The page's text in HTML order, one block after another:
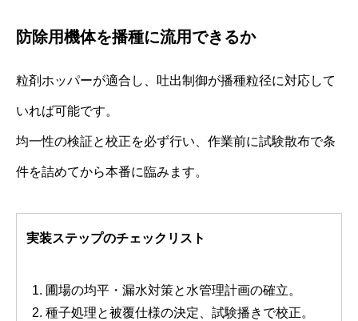
防除用機体を播種に流用できるか
粒剤ホッパーが適合し、吐出制御が播種粒径に対応して
いれば可能です。
均一性の検証と校正を必ず行い、作業前に試験散布で条
件を詰めてから本番に臨みます。
実装ステップのチェックリスト
圃場の均平・漏水対策と水管理計画の確立。
種子処理と被覆仕様の決定、試験播きで校正。